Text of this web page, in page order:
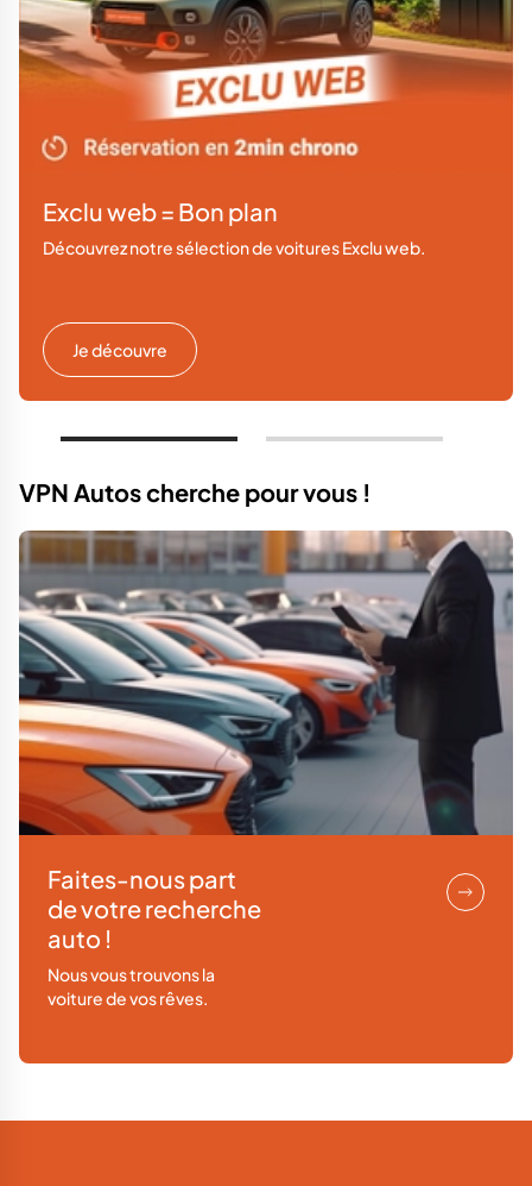
Exclu web = Bon plan
Découvrez notre sélection de voitures Exclu web.
Je découvre
VPN Autos cherche pour vous !
Faites-nous part
de votre recherche
auto !
Nous vous trouvons la
voiture de vos rêves.